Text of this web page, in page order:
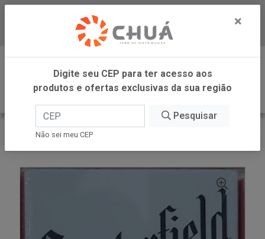
Baixe já nosso APP
0
INÍCIO
×
Digite seu CEP para ter acesso aos
produtos e ofertas exclusivas da sua região
Pesquisar
Não sei meu CEP